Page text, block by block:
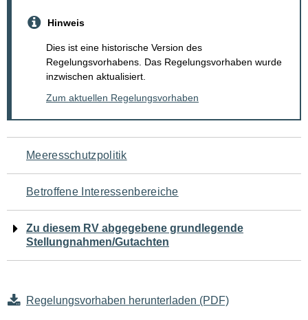
Hinweis
Dies ist eine historische Version des
Regelungsvorhabens. Das Regelungsvorhaben wurde
inzwischen aktualisiert.
Zum aktuellen Regelungsvorhaben
Navigation
für
den
Seiteninhalt
Meeresschutzpolitik
Betroffene Interessenbereiche
Zu diesem RV abgegebene grundlegende
Stellungnahmen/Gutachten
Regelungsvorhaben herunterladen (PDF)